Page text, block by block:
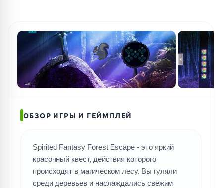
ОБЗОР ИГРЫ И ГЕЙМПЛЕЙ
Spirited Fantasy Forest Escape - это яркий
красочный квест, действия которого
происходят в магическом лесу. Вы гуляли
среди деревьев и наслаждались свежим